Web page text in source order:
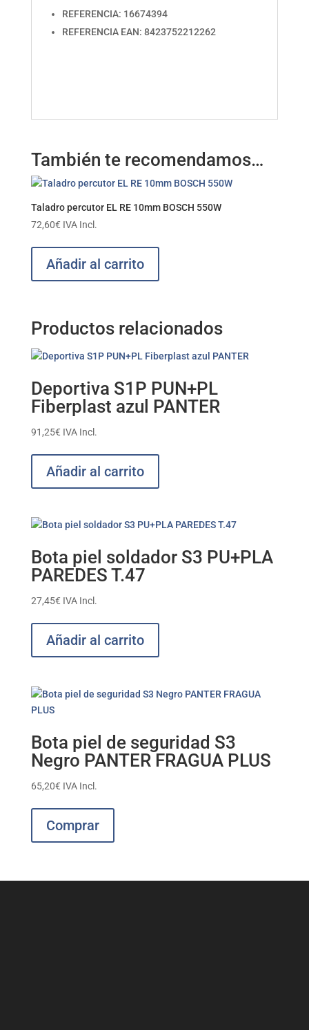
REFERENCIA: 16674394
REFERENCIA EAN: 8423752212262
También te recomendamos…
Taladro percutor EL RE 10mm BOSCH 550W
72,60€ IVA Incl.
Añadir al carrito
Productos relacionados
Deportiva S1P PUN+PL
Fiberplast azul PANTER
91,25€ IVA Incl.
Añadir al carrito
Bota piel soldador S3 PU+PLA
PAREDES T.47
27,45€ IVA Incl.
Añadir al carrito
Bota piel de seguridad S3
Negro PANTER FRAGUA PLUS
65,20€ IVA Incl.
Comprar
Las